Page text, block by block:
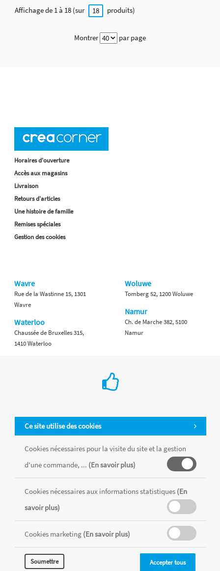
Affichage de 1 à 18 (sur 18 produits)
Montrer par page
Ce site utilise des cookies
Cookies nécessaires pour la visite du site et la gestion
d'une commande, ... (En savoir plus)
Cookies nécessaires aux informations statistiques (En
savoir plus)
Cookies marketing (En savoir plus)
Soumettre Accepter tous
Horaires d'ouverture
Accès aux magasins
Livraison
Retours d'articles
Une histoire de famille
Remises spéciales
Gestion des cookies
Wavre
Rue de la Wastinne 15, 1301
Wavre
Waterloo
Chaussée de Bruxelles 315,
1410 Waterloo
Woluwe
Tomberg 52, 1200 Woluwe
Namur
Ch. de Marche 382, 5100
Namur
Tous les produits sont vendus dans la limite des stocks disponibles de
chaque magasin, toutes taxes comprises.